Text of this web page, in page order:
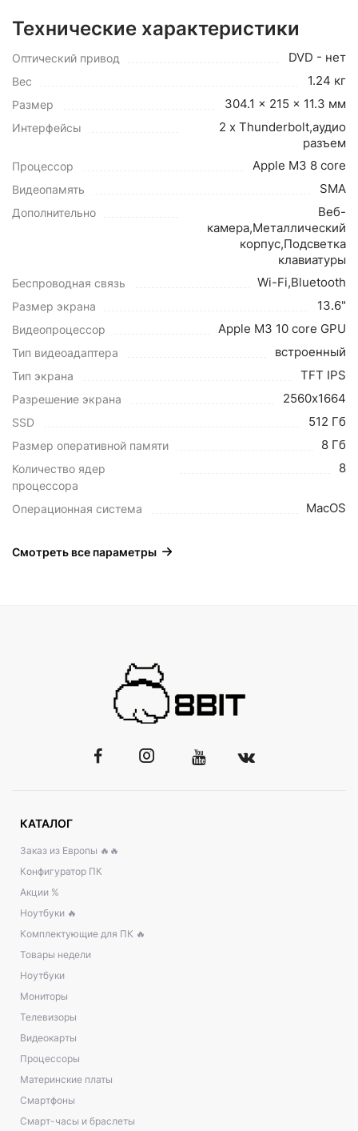
Технические характеристики
Оптический привод DVD - нет
Вес 1.24 кг
Размер 304.1 x 215 x 11.3 мм
Интерфейсы
2 x Thunderbolt,аудио
разъем
Процессор Apple M3 8 core
Видеопамять SMA
Дополнительно
Веб-
камера,Металлический
корпус,Подсветка
клавиатуры
Беспроводная связь Wi-Fi,Bluetooth
Размер экрана 13.6"
Видеопроцессор Apple M3 10 core GPU
Тип видеоадаптера встроенный
Тип экрана TFT IPS
Разрешение экрана 2560х1664
SSD 512 Гб
Размер оперативной памяти 8 Гб
Количество ядер
процессора
8
Операционная система MacOS
Смотреть все параметры
КАТАЛОГ
Заказ из Европы 🔥🔥
Конфигуратор ПК
Акции %
Ноутбуки 🔥
Комплектующие для ПК 🔥
Товары недели
Ноутбуки
Мониторы
Телевизоры
Видеокарты
Процессоры
Материнские платы
Смартфоны
Смарт-часы и браслеты